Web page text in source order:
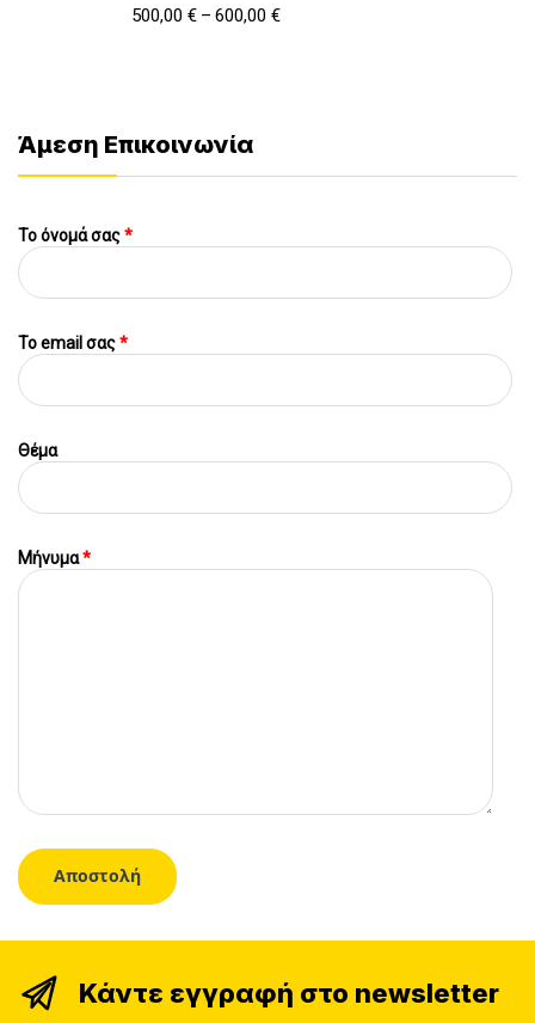
500,00 € – 600,00 €
Άμεση Επικοινωνία
Το όνομά σας*
To email σας*
Θέμα
Μήνυμα*
Κάντε εγγραφή στο newsletter